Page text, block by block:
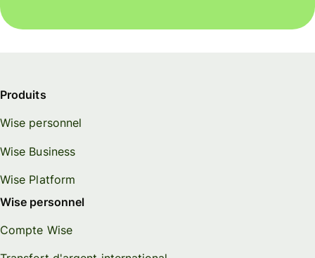
Produits
Wise personnel
Wise Business
Wise Platform
Wise personnel
Compte Wise